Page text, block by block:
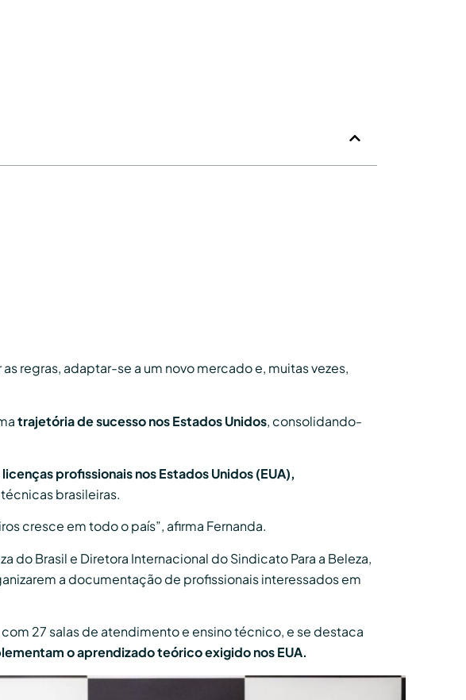
regras, adaptar-se a um novo mercado e, muitas vezes,
trajetória de sucesso nos Estados Unidos, consolidando-
profissionais nos Estados Unidos (EUA),
brasileiras.
cresce em todo o país”, afirma Fernanda.
Brasil e Diretora Internacional do Sindicato Para a Beleza,
a documentação de profissionais interessados em
27 salas de atendimento e ensino técnico, e se destaca
o aprendizado teórico exigido nos EUA.